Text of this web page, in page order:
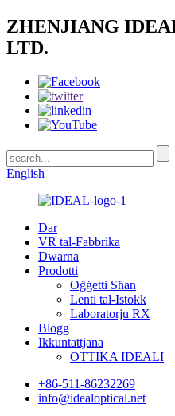
ZHENJIANG
LTD.
English
Dar
VR tal-Fabbrika
Dwarna
Prodotti
Oġġetti Sħan
Lenti tal-Istokk
Laboratorju RX
Blogg
Ikkuntattjana
OTTIKA IDEALI
+86-511-86232269
info@idealoptical.net